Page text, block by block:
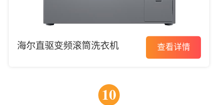
海尔直驱变频滚筒洗衣机 查看详情
10